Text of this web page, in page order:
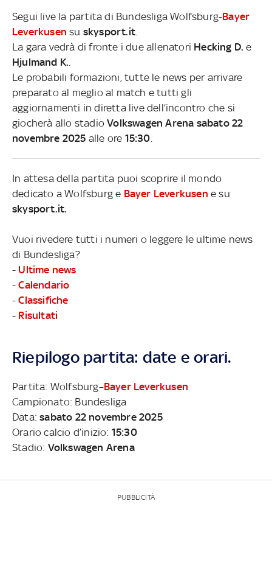
Segui live la partita di Bundesliga Wolfsburg-Bayer
Leverkusen su skysport.it
La gara vedrà di fronte i due allenatori Hecking D. e
Hjulmand K.
Le probabili formazioni, tutte le news per arrivare
preparato al meglio al match e tutti gli
aggiornamenti in diretta live dell’incontro che si
giocherà allo stadioVolkswagen Arena sabato 22
novembre 2025 alle ore 15:30
In attesa della partita puoi scoprire il mondo
dedicato a Wolfsburg e Bayer Leverkusen e su
skysport.it.
Vuoi rivedere tutti i numeri o leggere le ultime news
di Bundesliga?
- Ultime news
-Calendario
-Classifiche
- Risultati
Riepilogo partita: date e orari.
Partita: Wolfsburg–Bayer Leverkusen
Campionato: Bundesliga
Data:sabato 22 novembre 2025
Orario calcio d’inizio: 15:30
Stadio: Volkswagen Arena
PUBBLICITÀ